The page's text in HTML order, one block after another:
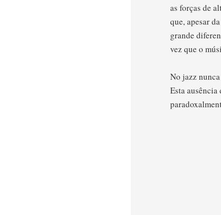
as forças de
que, apesar
grande
vez que o
No jazz
Esta